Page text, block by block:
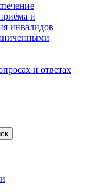
и
инвалидов
и ответах